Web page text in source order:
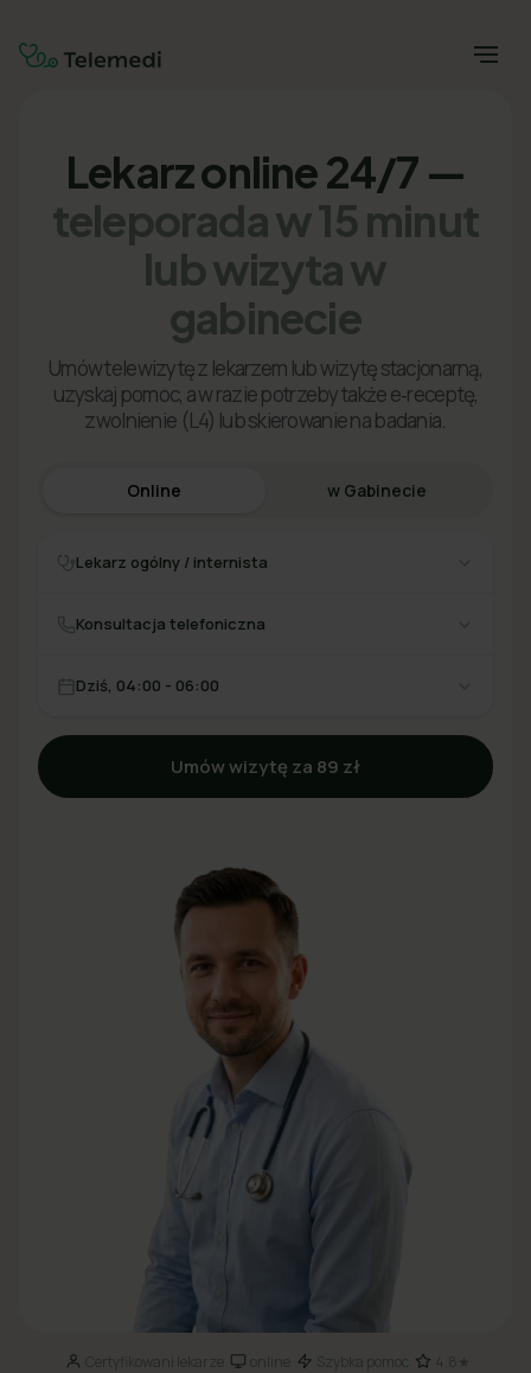
Lekarz online 24/7 —
teleporada w 15 minut
lub wizyta w
gabinecie
Umów telewizytę z lekarzem lub wizytę stacjonarną,
uzyskaj pomoc, a w razie potrzeby także e‑receptę,
zwolnienie (L4) lub skierowanie na badania.
Online w Gabinecie
Lekarz ogólny / internista
Konsultacja telefoniczna
Dziś, 04:00 - 06:00
Umów wizytę za 89 zł
Certyfikowani lekarze· online· Szybka pomoc 4.8★